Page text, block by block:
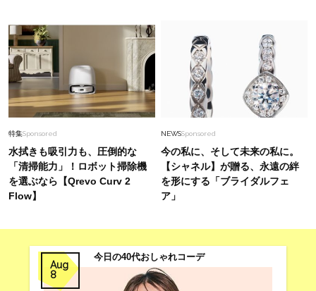
特集Sponsored
水拭きも吸引力も、圧倒的な
「清掃能力」！ロボット掃除機
を選ぶなら【Qrevo Curv 2
Flow】
NEWSSponsored
今の私に、そして未来の私に。
【シャネル】が贈る、永遠の絆
を形にする「ブライダルフェ
ア」
Aug
8
今日の40代おしゃれコーデ